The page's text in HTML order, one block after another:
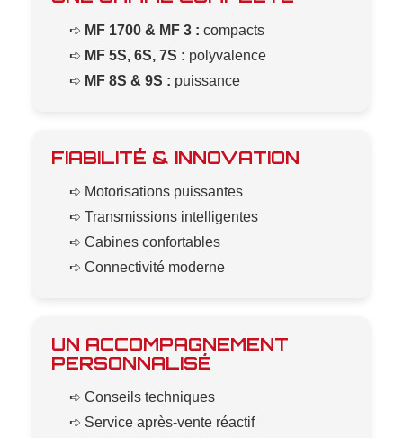
➪ MF 1700 & MF 3 : compacts
➪ MF 5S, 6S, 7S : polyvalence
➪ MF 8S & 9S : puissance
FIABILITÉ & INNOVATION
➪ Motorisations puissantes
➪ Transmissions intelligentes
➪ Cabines confortables
➪ Connectivité moderne
UN ACCOMPAGNEMENT
PERSONNALISÉ
➪ Conseils techniques
➪ Service après-vente réactif